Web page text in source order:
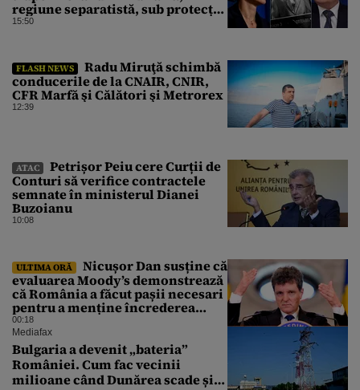
regiune separatistă, sub protecția
Rusiei
15:50
FLASH NEWS
Radu Miruţă schimbă
conducerile de la CNAIR, CNIR,
CFR Marfă şi Călători şi Metrorex
12:39
ATAC
Petrișor Peiu cere Curții de
Conturi să verifice contractele
semnate în ministerul Dianei
Buzoianu
10:08
ULTIMA ORĂ
Nicușor Dan susține că
evaluarea Moody’s demonstrează
că România a făcut pașii necesari
pentru a menține încrederea
investitorilor: „Totuși,
perspectiva rămâne rezervată”
00:18
Mediafax
Bulgaria a devenit „bateria”
României. Cum fac vecinii
milioane când Dunărea scade și